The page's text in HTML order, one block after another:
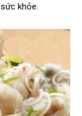
khỏe.